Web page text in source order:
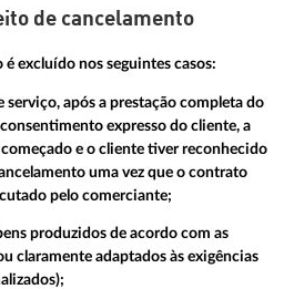
de cancelamento
excluído nos seguintes casos:
serviço, após a prestação completa do
expresso do cliente, a
e o cliente tiver reconhecido
uma vez que o contrato
pelo comerciante;
produzidos de acordo com as
claramente adaptados às exigências